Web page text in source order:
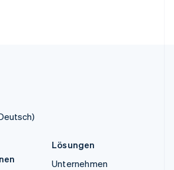
Lösungen
Unternehmen